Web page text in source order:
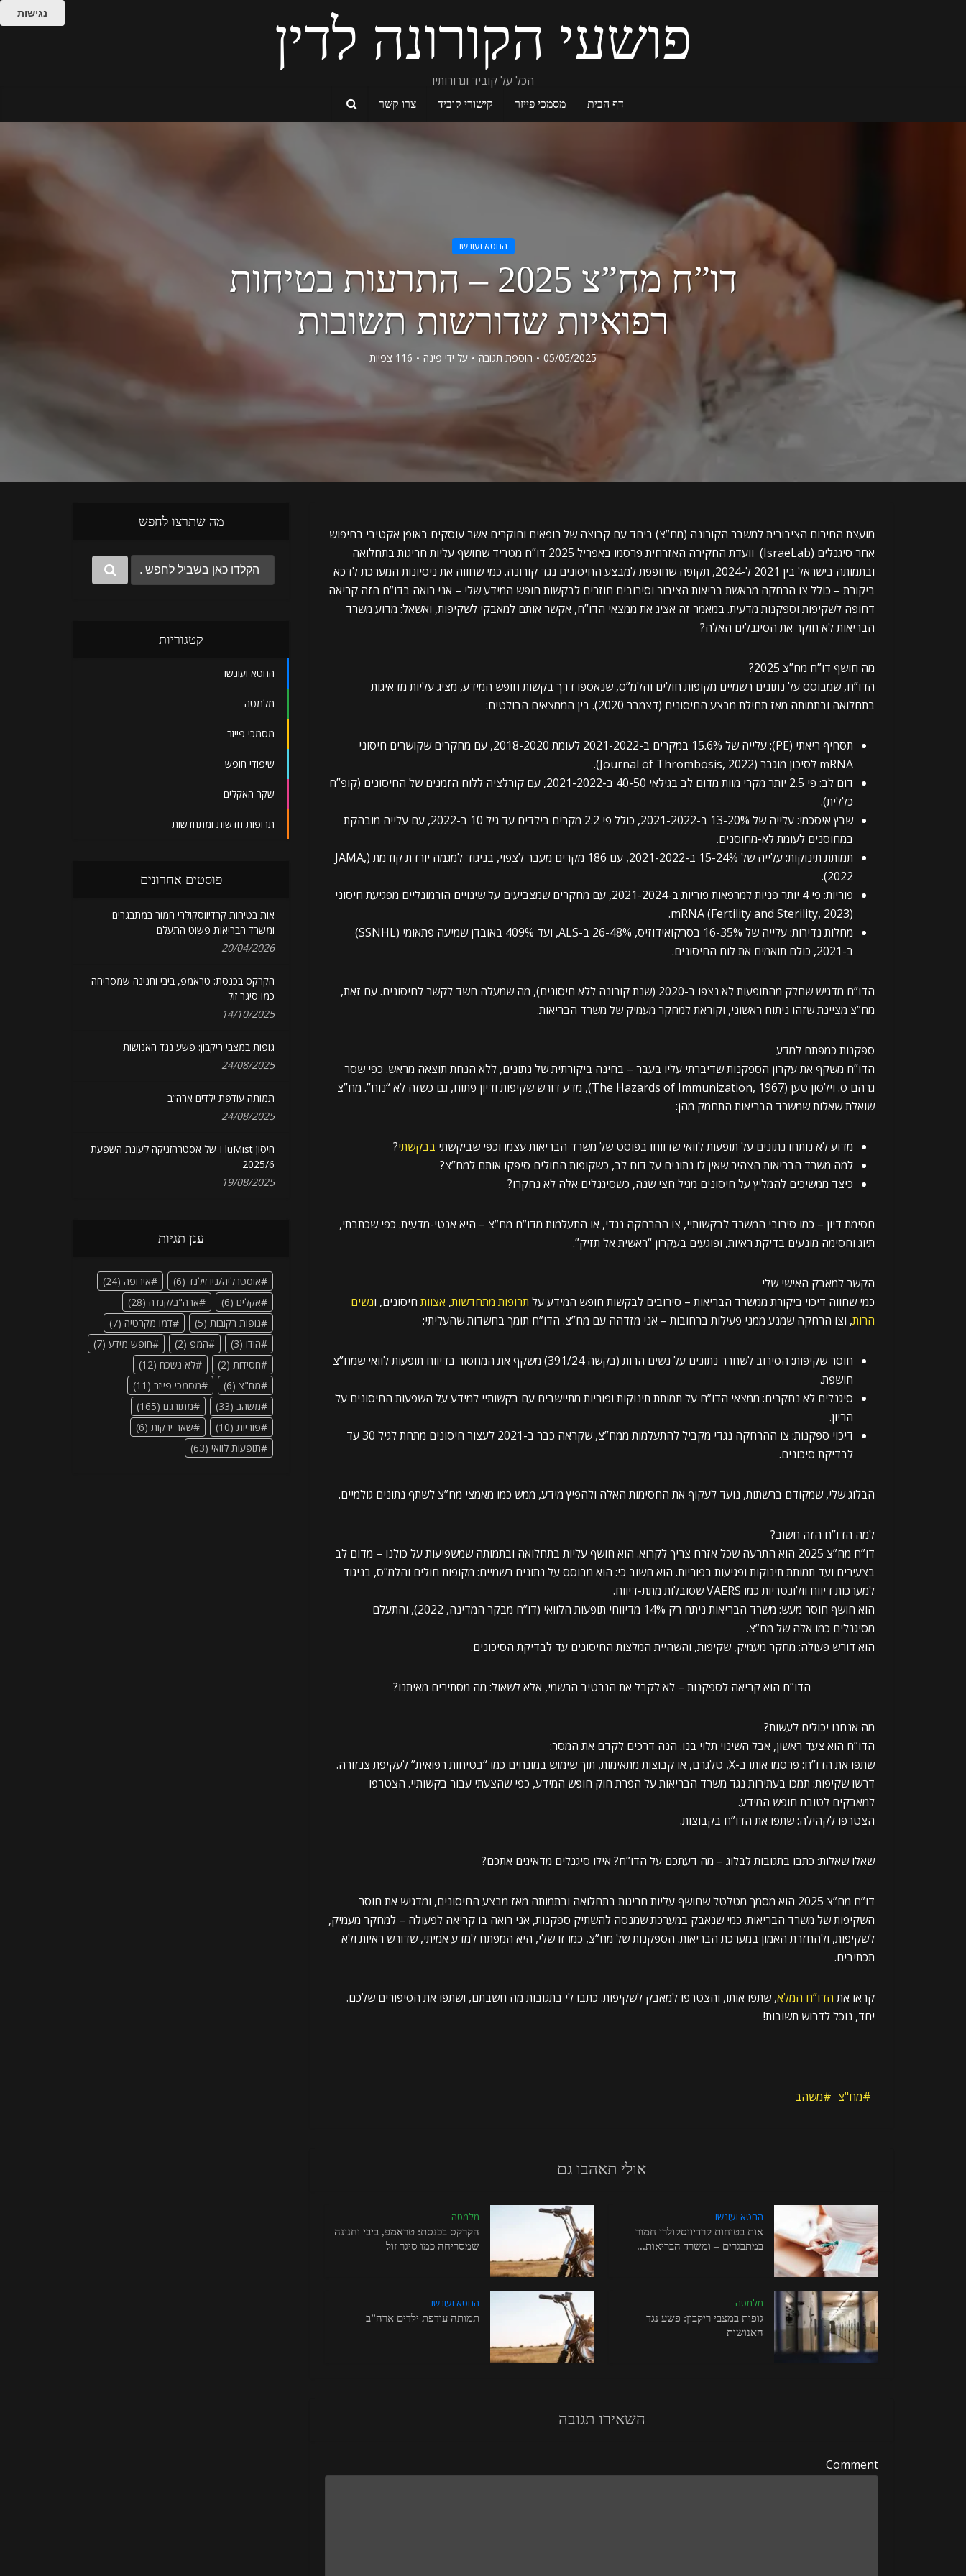
פושעי הקורונה לדין
הכל על קוביד וגרורותיו
דף הבית מסמכי פייזר קישורי קוביד צרו קשר
החטא ועונשו
דו”ח מח”צ 2025 – התרעות בטיחות
רפואיות שדורשות תשובות
05/05/2025 הוספת תגובה על ידי פינה 116 צפיות
מה שתרצו לחפש
קטגוריות
החטא ועונשו
מלמטה
מסמכי פייזר
שיפודי חופש
שקר האקלים
תרופות חדשות ומתחדשות
פוסטים אחרונים
אות בטיחות קרדיווסקולרי חמור במתבגרים –
ומשרד הבריאות פשוט התעלם
20/04/2026
הקרקס בכנסת: טראמפ, ביבי וחנינה שמסריחה
כמו סיגר זול
14/10/2025
גופות במצבי ריקבון: פשע נגד האנושות
24/08/2025
תמותה עודפת ילדים ארה”ב
24/08/2025
חיסון FluMist של אסטרהזניקה לעונת השפעת
2025/6
19/08/2025
ענן תגיות
אוסטרליה/ניו זילנד (6) אירופה (24)
אקלים (6) ארה"ב/קנדה (28)
גופות רקובות (5) דמו מקרטיה (7)
הודו (3) המפ (2) חופש מידע (7)
חסידות (2) לא נשכח (12)
מח"צ (6) מסמכי פייזר (11)
משהב (33) מתורגם (165)
פוריות (10) שאר ירקות (6)
תופעות לוואי (63)
מועצת החירום הציבורית למשבר הקורונה (מח”צ) ביחד עם קבוצה של רופאים וחוקרים אשר עוסקים באופן אקטיבי בחיפוש
אחר סיגנלים (IsraeLab) וועדת החקירה האזרחית פרסמו באפריל 2025 דו”ח מטריד שחושף עליות חריגות בתחלואה
ובתמותה בישראל בין 2021 ל-2024, תקופה שחופפת למבצע החיסונים נגד קורונה. כמי שחווה את ניסיונות המערכת לדכא
ביקורת – כולל צו הרחקה מראשת בריאות הציבור וסירובים חוזרים לבקשות חופש המידע שלי – אני רואה בדו”ח הזה קריאה
דחופה לשקיפות וספקנות מדעית. במאמר זה אציג את ממצאי הדו”ח, אקשר אותם למאבקי לשקיפות, ואשאל: מדוע משרד
הבריאות לא חוקר את הסיגנלים האלה?
מה חושף דו”ח מח”צ 2025?
הדו”ח, שמבוסס על נתונים רשמיים מקופות חולים והלמ”ס, שנאספו דרך בקשות חופש המידע, מציג עליות מדאיגות
בתחלואה ובתמותה מאז תחילת מבצע החיסונים (דצמבר 2020). בין הממצאים הבולטים:
תסחיף ריאתי (PE): עלייה של 15.6% במקרים ב-2021-2022 לעומת 2018-2020, עם מחקרים שקושרים חיסוני
mRNA לסיכון מוגבר (Journal of Thrombosis, 2022).
דום לב: פי 2.5 יותר מקרי מוות מדום לב בגילאי 40-50 ב-2021-2022, עם קורלציה ללוח הזמנים של החיסונים (קופ”ח
כללית).
שבץ איסכמי: עלייה של 13-20% ב-2021-2022, כולל פי 2.2 מקרים בילדים עד גיל 10 ב-2022, עם עלייה מובהקת
במחוסנים לעומת לא-מחוסנים.
תמותת תינוקות: עלייה של 15-24% ב-2021-2022, עם 186 מקרים מעבר לצפוי, בניגוד למגמה יורדת קודמת (JAMA,
2022).
פוריות: פי 4 יותר פניות למרפאות פוריות ב-2021-2024, עם מחקרים שמצביעים על שינויים הורמונליים מפגיעת חיסוני
mRNA (Fertility and Sterility, 2023).
מחלות נדירות: עלייה של 16-35% בסרקואידוזיס, 26-48% ב-ALS, ועד 409% באובדן שמיעה פתאומי (SSNHL)
ב-2021, כולם תואמים את לוח החיסונים.
הדו”ח מדגיש שחלק מהתופעות לא נצפו ב-2020 (שנת קורונה ללא חיסונים), מה שמעלה חשד לקשר לחיסונים. עם זאת,
מח”צ מציינת שזהו ניתוח ראשוני, וקוראת למחקר מעמיק של משרד הבריאות.
ספקנות כמפתח למדע
הדו”ח משקף את עקרון הספקנות שדיברתי עליו בעבר – בחינה ביקורתית של נתונים, ללא הנחת תוצאה מראש. כפי שסר
גרהם ס. וילסון טען (The Hazards of Immunization, 1967), מדע דורש שקיפות ודיון פתוח, גם כשזה לא “נוח”. מח”צ
שואלת שאלות שמשרד הבריאות התחמק מהן:
מדוע לא נותחו נתונים על תופעות לוואי שדווחו בפוסט של משרד הבריאות עצמו וכפי שביקשתי בבקשתי?
למה משרד הבריאות הצהיר שאין לו נתונים על דום לב, כשקופות החולים סיפקו אותם למח”צ?
כיצד ממשיכים להמליץ על חיסונים מגיל חצי שנה, כשסיגנלים אלה לא נחקרו?
חסימת דיון – כמו סירובי המשרד לבקשותיי, צו ההרחקה נגדי, או התעלמות מדו”ח מח”צ – היא אנטי-מדעית. כפי שכתבתי,
תיוג וחסימה מונעים בדיקת ראיות, ופוגעים בעקרון “ראשית אל תזיק”.
הקשר למאבק האישי שלי
כמי שחווה דיכוי ביקורת ממשרד הבריאות – סירובים לבקשות חופש המידע על תרופות מתחדשות, אצוות חיסונים, ונשים
הרות, וצו הרחקה שמנע ממני פעילות ברחובות – אני מזדהה עם מח”צ. הדו”ח תומך בחשדות שהעליתי:
חוסר שקיפות: הסירוב לשחרר נתונים על נשים הרות (בקשה 391/24) משקף את המחסור בדיווח תופעות לוואי שמח”צ
חושפת.
סיגנלים לא נחקרים: ממצאי הדו”ח על תמותת תינוקות ופוריות מתיישבים עם בקשותיי למידע על השפעות החיסונים על
הריון.
דיכוי ספקנות: צו ההרחקה נגדי מקביל להתעלמות ממח”צ, שקראה כבר ב-2021 לעצור חיסונים מתחת לגיל 30 עד
לבדיקת סיכונים.
הבלוג שלי, שמקודם ברשתות, נועד לעקוף את החסימות האלה ולהפיץ מידע, ממש כמו מאמצי מח”צ לשתף נתונים גולמיים.
למה הדו”ח הזה חשוב?
דו”ח מח”צ 2025 הוא התרעה שכל אזרח צריך לקרוא. הוא חושף עליות בתחלואה ובתמותה שמשפיעות על כולנו – מדום לב
בצעירים ועד תמותת תינוקות ופגיעות בפוריות. הוא חשוב כי: הוא מבוסס על נתונים רשמיים: מקופות חולים והלמ”ס, בניגוד
למערכות דיווח וולונטריות כמו VAERS שסובלות מתת-דיווח.
הוא חושף חוסר מעש: משרד הבריאות ניתח רק 14% מדיווחי תופעות הלוואי (דו”ח מבקר המדינה, 2022), והתעלם
מסיגנלים כמו אלה של מח”צ.
הוא דורש פעולה: מחקר מעמיק, שקיפות, והשהיית המלצות החיסונים עד לבדיקת הסיכונים.
הדו”ח הוא קריאה לספקנות – לא לקבל את הנרטיב הרשמי, אלא לשאול: מה מסתירים מאיתנו?
מה אנחנו יכולים לעשות?
הדו”ח הוא צעד ראשון, אבל השינוי תלוי בנו. הנה דרכים לקדם את המסר:
שתפו את הדו”ח: פרסמו אותו ב-X, טלגרם, או קבוצות מתאימות, תוך שימוש במונחים כמו “בטיחות רפואית” לעקיפת צנזורה.
דרשו שקיפות: תמכו בעתירות נגד משרד הבריאות על הפרת חוק חופש המידע, כפי שהצעתי עבור בקשותיי. הצטרפו
למאבקים לטובת חופש המידע.
הצטרפו לקהילה: שתפו את הדו”ח בקבוצות.
שאלו שאלות: כתבו בתגובות לבלוג – מה דעתכם על הדו”ח? אילו סיגנלים מדאיגים אתכם?
דו”ח מח”צ 2025 הוא מסמך מטלטל שחושף עליות חריגות בתחלואה ובתמותה מאז מבצע החיסונים, ומדגיש את חוסר
השקיפות של משרד הבריאות. כמי שנאבק במערכת שמנסה להשתיק ספקנות, אני רואה בו קריאה לפעולה – למחקר מעמיק,
לשקיפות, ולהחזרת האמון במערכת הבריאות. הספקנות של מח”צ, כמו זו שלי, היא המפתח למדע אמיתי, שדורש ראיות ולא
תכתיבים.
קראו את הדו”ח המלא, שתפו אותו, והצטרפו למאבק לשקיפות. כתבו לי בתגובות מה חשבתם, ושתפו את הסיפורים שלכם.
יחד, נוכל לדרוש תשובות!
מח"צ משהב
אולי תאהבו גם
החטא ועונשו
אות בטיחות קרדיווסקולרי חמור
במתבגרים – ומשרד הבריאות...
מלמטה
הקרקס בכנסת: טראמפ, ביבי וחנינה
שמסריחה כמו סיגר זול
מלמטה
גופות במצבי ריקבון: פשע נגד
האנושות
החטא ועונשו
תמותה עודפת ילדים ארה”ב
השאירו תגובה
Comment
נגישות